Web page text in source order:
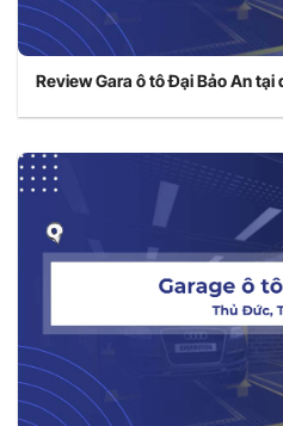
Review Gara ô tô Đại Bảo An tại